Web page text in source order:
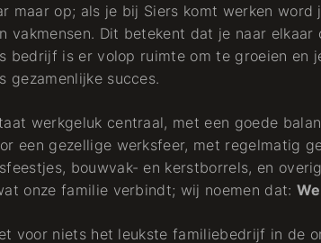
maar op; als je bij Siers komt werken word
vakmensen. Dit betekent dat je naar elkaar
bedrijf is er volop ruimte om te groeien en
gezamenlijke succes.
werkgeluk centraal, met een goede
een gezellige werksfeer, met regelmatig
bouwvak- en kerstborrels, en
onze familie verbindt; wij noemen dat:
voor niets het leukste familiebedrijf in de